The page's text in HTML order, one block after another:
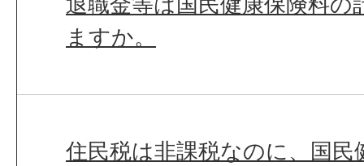
ますか。
住民税は非課税なのに、国民